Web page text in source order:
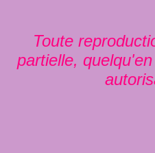
Toute
partielle,